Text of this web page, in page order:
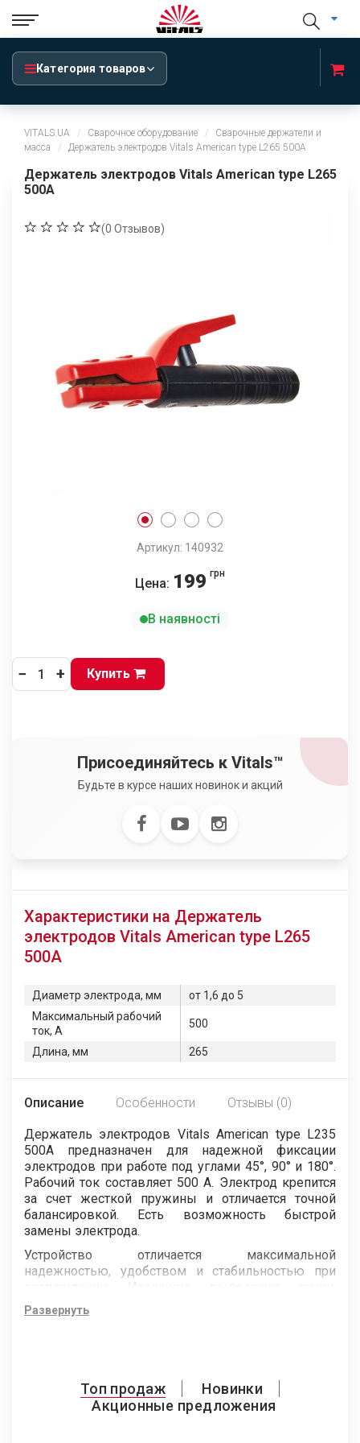
Категория товаров
VITALS.UA Сварочное оборудование
Сварочные держатели и
масса
Держатель электродов Vitals American type L265 500A
Держатель электродов Vitals American type L265
500A
(0 Отзывов)
Артикул: 140932
Цена: 199 грн
В наявності
− + Купить
Присоединяйтесь к Vitals™
Будьте в курсе наших новинок и акций
Характеристики на Держатель
электродов Vitals American type L265
500A
Диаметр электрода, мм
от 1,6 до 5
Максимальный рабочий
ток, А
500
Длина, мм 265
Описание Особенности Отзывы (0)
Держатель электродов Vitals American type L235
500A предназначен для надежной фиксации
электродов при работе под углами 45°, 90° и 180°.
Рабочий ток составляет 500 А. Электрод крепится
за счет жесткой пружины и отличается точной
балансировкой. Есть возможность быстрой
замены электрода.
Устройство отличается максимальной
надежностью, удобством и стабильностью при
эксплуатации. Изоляцию выполняют ручки,
изготовленные из термостойкого пластика.
Держатель поддерживает использование
электродов диаметром от 1,6 до 5,0 мм.
Развернуть
Топ продаж
Новинки
Акционные предложения